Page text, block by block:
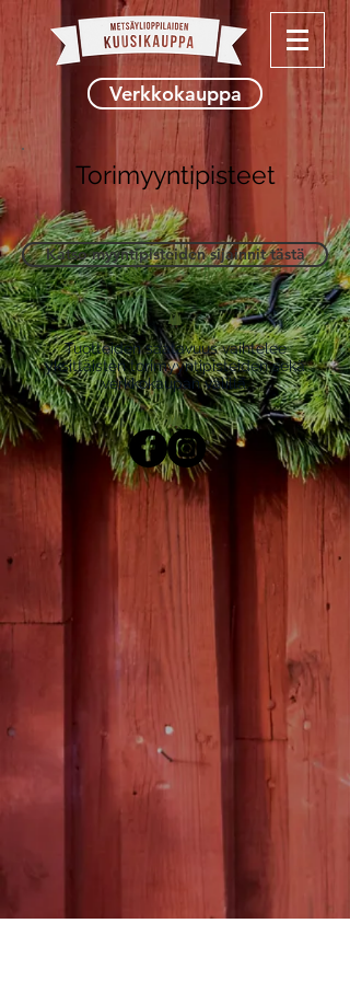
Verkkokauppa
Torimyyntipisteet
Katso myyntipisteiden sijainnit tästä
Tuotteiden saatavuus vaihtelee
yksittäisten torimyyntipisteiden sekä
verkkokaupan välillä.